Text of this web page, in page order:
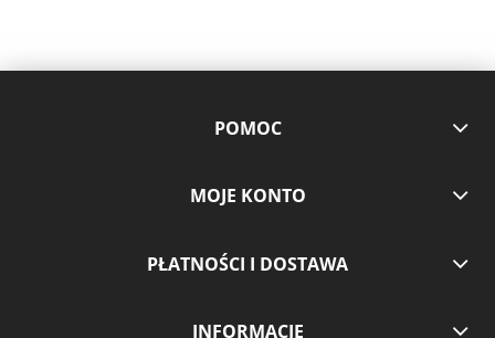
POMOC
MOJE KONTO
PŁATNOŚCI I DOSTAWA
INFORMACJE